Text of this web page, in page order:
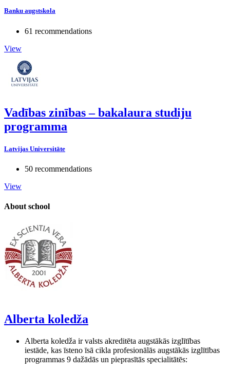
Banku augstskola
61 recommendations
View
Vadības zinības – bakalaura studiju
programma
Latvijas Universitāte
50 recommendations
View
About school
Alberta koledža
Alberta koledža ir valsts akreditēta augstākās izglītības
iestāde, kas īsteno īsā cikla profesionālās augstākās izglītības
programmas 9 dažādās un pieprasītās specialitātēs: